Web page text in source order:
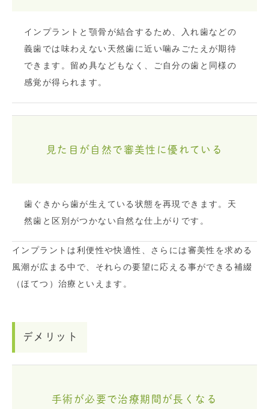
インプラントと顎骨が結合するため、入れ歯などの
義歯では味わえない天然歯に近い噛みごたえが期待
できます。留め具などもなく、ご自分の歯と同様の
感覚が得られます。
見た目が自然で審美性に優れている
歯ぐきから歯が生えている状態を再現できます。天
然歯と区別がつかない自然な仕上がりです。
インプラントは利便性や快適性、さらには審美性を求める
風潮が広まる中で、それらの要望に応える事ができる補綴
（ほてつ）治療といえます。
デメリット
手術が必要で治療期間が長くなる